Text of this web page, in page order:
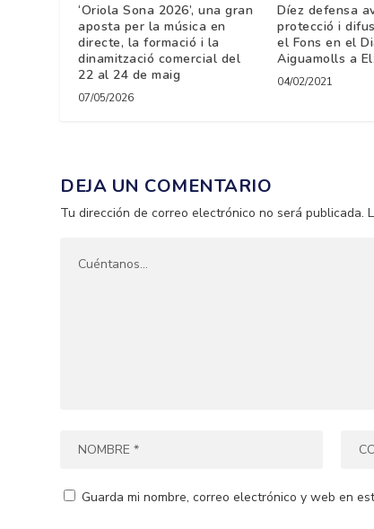
‘Oriola Sona 2026’, una gran
aposta per la música en
directe, la formació i la
dinamització comercial del
22 al 24 de maig
07/05/2026
Díez defensa
protecció i
el Fons en el
Aiguamolls a
04/02/2021
DEJA UN COMENTARIO
Tu dirección de correo electrónico no será publicada.
Guarda mi nombre, correo electrónico y web en